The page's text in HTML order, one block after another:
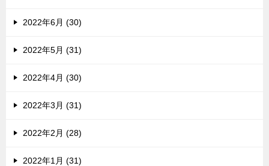
2022年6月 (30)
2022年5月 (31)
2022年4月 (30)
2022年3月 (31)
2022年2月 (28)
2022年1月 (31)